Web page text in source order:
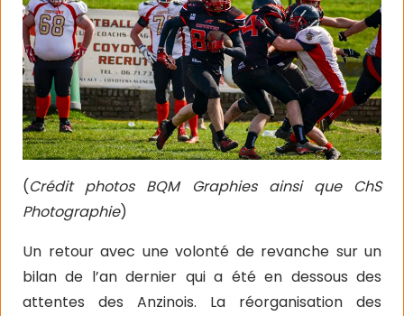
(Crédit photos BQM Graphies ainsi que ChS
Photographie)
Un retour avec une volonté de revanche sur un
bilan de l’an dernier qui a été en dessous des
attentes des Anzinois. La réorganisation des